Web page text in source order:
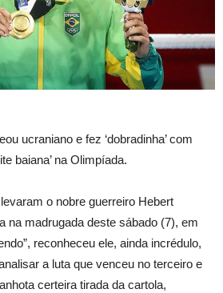
ucraniano e fez ‘dobradinha’ com
baiana’ na Olimpíada.
o nobre guerreiro Hebert
na madrugada deste sábado (7), em
reconheceu ele, ainda incrédulo,
a luta que venceu no terceiro e
certeira tirada da cartola,